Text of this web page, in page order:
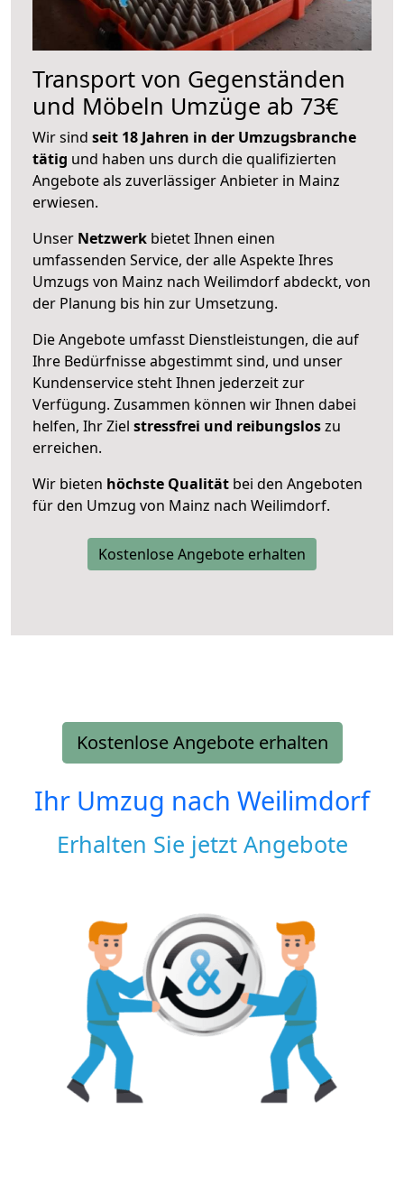
Transport von Gegenständen
und Möbeln Umzüge ab 73€
Wir sind seit 18 Jahren in der Umzugsbranche
tätig und haben uns durch die qualifizierten
Angebote als zuverlässiger Anbieter in Mainz
erwiesen.
Unser Netzwerk bietet Ihnen einen
umfassenden Service, der alle Aspekte Ihres
Umzugs von Mainz nach Weilimdorf abdeckt, von
der Planung bis hin zur Umsetzung.
Die Angebote umfasst Dienstleistungen, die auf
Ihre Bedürfnisse abgestimmt sind, und unser
Kundenservice steht Ihnen jederzeit zur
Verfügung. Zusammen können wir Ihnen dabei
helfen, Ihr Ziel stressfrei und reibungsloszu
erreichen.
Wir bieten höchste Qualität bei den Angeboten
für den Umzug von Mainz nach Weilimdorf.
Kostenlose Angebote erhalten
Kostenlose Angebote erhalten
Ihr Umzug nach Weilimdorf
Erhalten Sie jetzt Angebote